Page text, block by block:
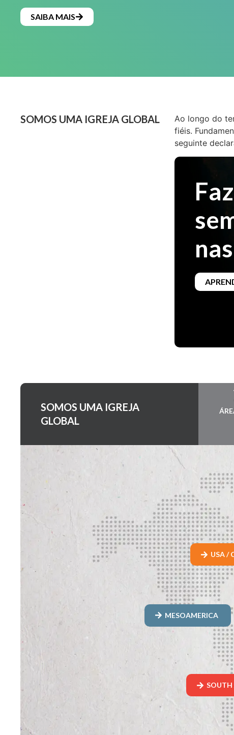
SAIBA MAIS
SOMOS UMA IGREJA GLOBAL
Ao longo do
fiéis.
seguinte
SOMOS UMA IGREJA
GLOBAL
USA /
MESOAMERICA
SOUTH